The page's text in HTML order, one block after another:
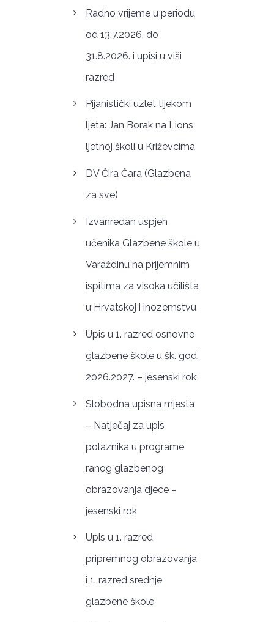
Radno vrijeme u periodu
od 13.7.2026. do
31.8.2026. i upisi u viši
razred
Pijanistički uzlet tijekom
ljeta: Jan Borak na Lions
ljetnoj školi u Križevcima
DV Čira Čara (Glazbena
za sve)
Izvanredan uspjeh
učenika Glazbene škole u
Varaždinu na prijemnim
ispitima za visoka učilišta
u Hrvatskoj i inozemstvu
Upis u 1. razred osnovne
glazbene škole u šk. god.
2026.2027. – jesenski rok
Slobodna upisna mjesta
– Natječaj za upis
polaznika u programe
ranog glazbenog
obrazovanja djece –
jesenski rok
Upis u 1. razred
pripremnog obrazovanja
i 1. razred srednje
glazbene škole